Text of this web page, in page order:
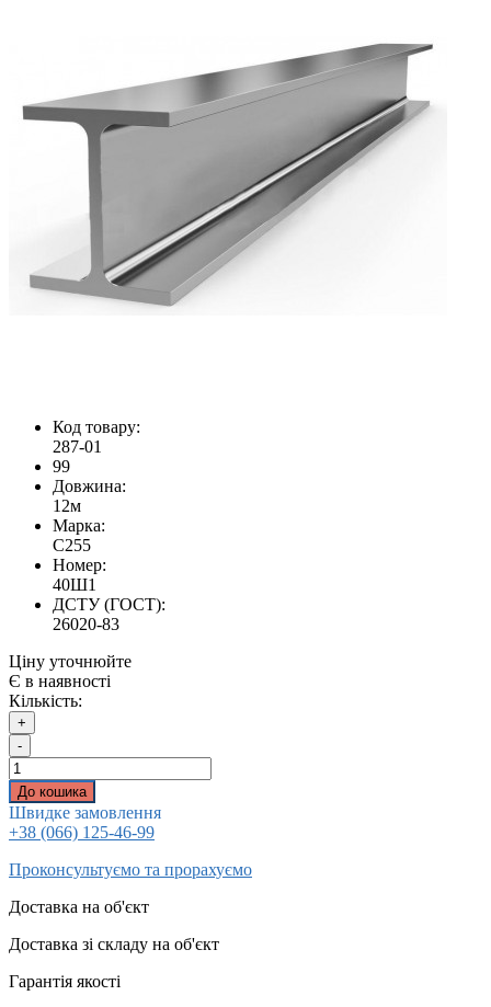
Код товару:
287-01
99
Довжина:
12м
Марка:
С255
Номер:
40Ш1
ДСТУ (ГОСТ):
26020-83
Ціну уточнюйте
Є в наявності
Кількість:
+
-
До кошика
Швидке замовлення
+38 (066) 125-46-99
Проконсультуємо та прорахуємо
Доставка на об'єкт
Доставка зі складу на об'єкт
Гарантія якості